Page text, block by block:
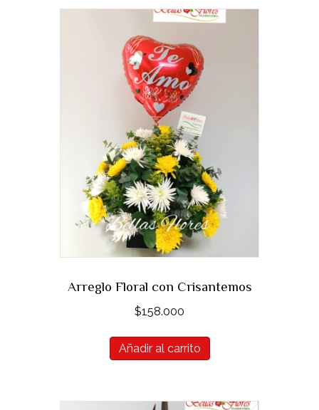
Arreglo Floral con Crisantemos
$158.000
Añadir al carrito